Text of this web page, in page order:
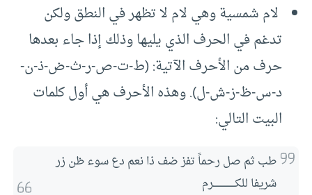
لام شمسية وهي لام لا تظهر في النطق ولكن
تدغم في الحرف الذي يليها وذلك إذا جاء بعدها
حرف من الأحرف الآتية: (ط-ت-ص-ر-ث-ض-ذ-ن-
د-س-ظ-ز-ش-ل). وهذه الأحرف هي أول كلمات
البيت التالي:
طب ثم صل رحماً تفز ضف ذا نعم دع سوء ظن زر
شريفا للكــــــــــــــــرم